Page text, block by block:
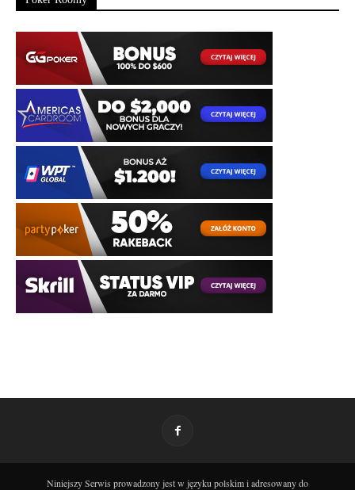
Niniejszy Serwis prowadzony jest w języku polskim i adresowany do